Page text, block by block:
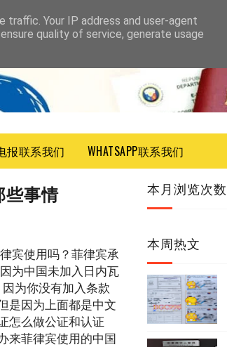
报联系我们 WHATSAPP联系我们
些事情
宾使用吗？菲律宾承
为中国未加入日内瓦
为你没有加入条款
是因为上面都是中文
怎么做公证和认证
来菲律宾使用的中国
本月浏览次数
本周热文
Your IP address and user-agent
quality of service, generate usage